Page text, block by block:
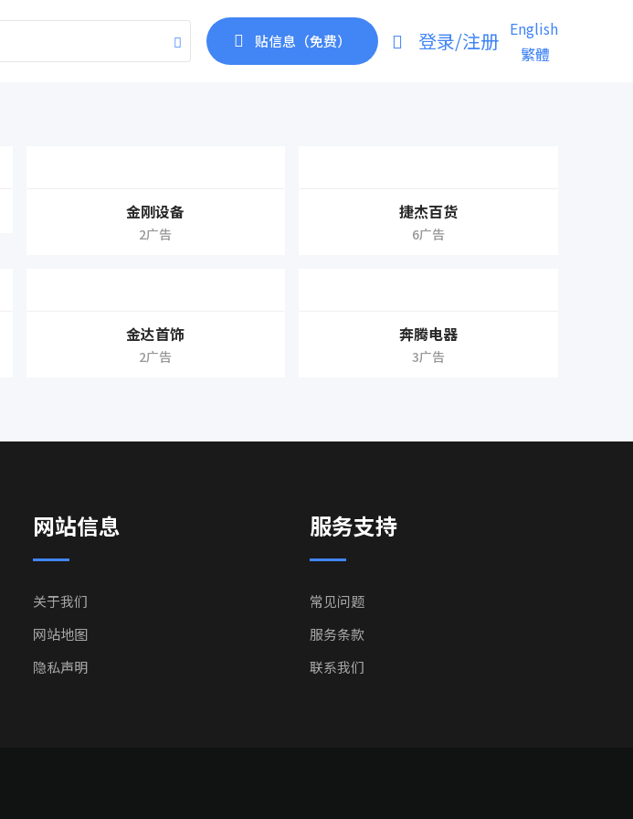
贴信息（免费） 登录/注册 English
繁體
金刚设备
2广告
捷杰百货
6广告
金达首饰
2广告
奔腾电器
3广告
网站信息
关于我们
网站地图
隐私声明
服务支持
常见问题
服务条款
联系我们